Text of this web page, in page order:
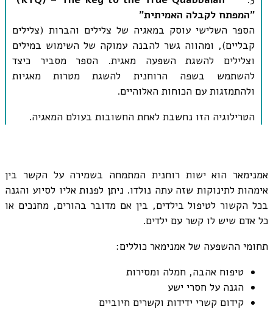
"המפתח לקבלה האמיתית"
הספר השלישי עוסק במאגיה של צלילים והברות (צלילים
קבליים), ומהווה גשר להבנה עמוקה של השימוש במילים
וצלילים להשגת השפעה מאגית. הספר מסביר כיצד
להשתמש בשפה הרוחנית להשגת מטרות מאגיות
ולהתמזגות עם הכוחות האלוהיים.
הטרילוגיה הזו נחשבת לאחת החשובות בעולם המאגיה.
אמנימאר הוא ישות רוחנית המתמחה בשמירה על הקשר בין
אימהות לתינוקות שזה עתה נולדו. ניתן לפנות אליו לסיוע והגנה
בכל הקשור לטיפול בילדים, בין אם מדובר בהורים, מחנכים או
כל אדם שיש לו קשר עם ילדים.
תחומי ההשפעה של אמנימאר כוללים:
טיפוח אהבה, חמלה ומסירות
הגנה על חסרי ישע
קידום קשרי ידידות וקשרים חיוביים